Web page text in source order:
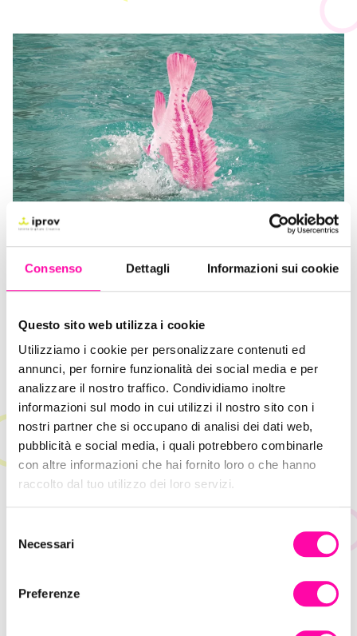
Consenso Dettagli Informazioni sui cookie
Questo sito web utilizza i cookie
Utilizziamo i cookie per personalizzare contenuti ed
annunci, per fornire funzionalità dei social media e per
analizzare il nostro traffico. Condividiamo inoltre
informazioni sul modo in cui utilizzi il nostro sito con i
nostri partner che si occupano di analisi dei dati web,
pubblicità e social media, i quali potrebbero combinarle
con altre informazioni che hai fornito loro o che hanno
raccolto dal tuo utilizzo dei loro servizi.
Necessari
Preferenze
Salpa a bordo con Iprov Digital Agency!
Hype Marketing: come sfruttare l’attesa